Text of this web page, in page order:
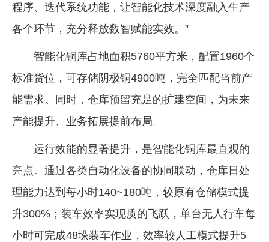
程序、迭代系统功能，让智能化技术深度融入生产
各个环节，充分释放数智赋能实效。”
智能化铜库占地面积5760平方米，配置1960个
标准货位，可存储阴极铜4900吨，完全匹配当前产
能需求。同时，仓库预留充足的扩建空间，为未来
产能提升、业务拓展提前布局。
运行效能的显著提升，是智能化铜库最直观的
亮点。通过各类自动化设备的协同联动，仓库日处
理能力达到每小时140~180吨，较原有仓储模式提
升300%；装车效率实现质的飞跃，单台无人行车每
小时可完成48垛装车作业，效率较人工模式提升5